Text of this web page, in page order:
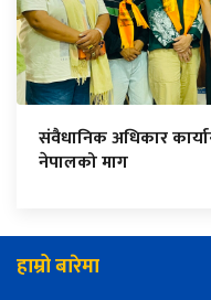
संवैधानिक अधिकार
नेपालको माग
हाम्रो बारेमा